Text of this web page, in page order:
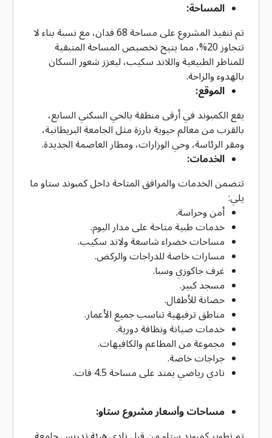
المساحة:
تم تنفيذ المشروع على مساحة 68 فدان، مع نسبة بناء لا
تتجاوز 20%، مما يتيح تخصيص المساحة المتبقية
للمناظر الطبيعية واللاند سكيب، ليعزز شعور السكان
بالهدوء والراحة.
الموقع:
يقع الكمبوند في أرقى منطقة بالحي السكني السابع،
بالقرب من معالم حيوية بارزة مثل الجامعة البريطانية،
ومقر الرئاسة، وحي الوزارات، ومطار العاصمة الجديدة.
الخدمات:
تتضمن الخدمات والمرافق المتاحة داخل كمبوند ستاو ما
يلي:
أمن وحراسة.
خدمات طبية متاحة على مدار اليوم.
مساحات خضراء شاسعة ولاند سكيب.
مسارات خاصة للدراجات والركض.
غرف جاكوزي وسبا.
مسجد كبير.
حضانة للأطفال.
مناطق ترفيهية تناسب جميع الأعمار.
خدمات صيانة ونظافة دورية.
مجموعة من المطاعم والكافيهات.
جراجات خاصة.
نادي رياضي يمتد على مساحة 4.5 فات.
مساحات وأسعار مشروع ستاو: